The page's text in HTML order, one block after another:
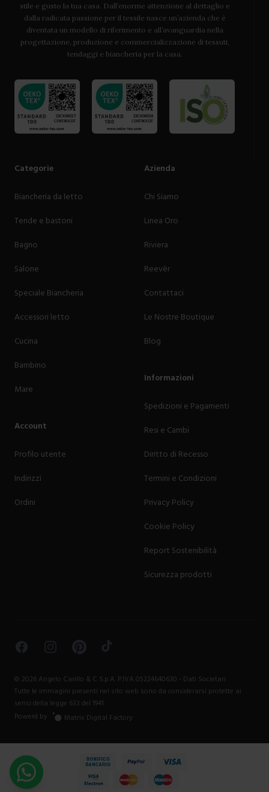
stile e gusto la tua casa. Dall’enorme attenzione al dettaglio e
dalla radicata passione per il tessile nasce un’azienda che è
diventata un modello di riferimento e all’avanguardia nella
progettazione, produzione e commercializzazione di tessuti,
tendaggi e biancheria per la casa.
Categorie
Biancheria da letto
Tende e bastoni
Bagno
Salone
Speciale Biancheria
Accessori letto
Cucina
Bambino
Mare
Account
Profilo utente
Indirizzi
Ordini
Azienda
Chi Siamo
Linea Oro
Riviera
Reevèr
Contattaci
Le Nostre Boutique
Blog
Informazioni
Spedizioni e Pagamenti
Resi e Cambi
Diritto di Recesso
Termini e Condizioni
Privacy Policy
Cookie Policy
Report Sostenibilità
Sicurezza prodotti
FacebookInstagramPinterestTikTok
© 2026 Angelo Carillo & C S.p.A. P.IVA 05224640630 - Dati Societari
Tutte le immagini presenti nel sito web sono da considerarsi protette ai
sensi della legge 633 del 1941.
Powerd by
Matrix Digital Factory